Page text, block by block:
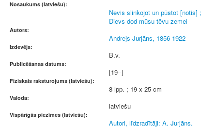
Nosaukums (latviešu):
Nevis slinkojot un pūstot [notis] ;
Dievs dod mūsu tēvu zemei
Autors:
Andrejs Jurjāns, 1856-1922
Izdevējs:
B.v.
Publicēšanas datums:
[19--]
Fiziskais raksturojums (latviešu):
8 lpp. ; 19 x 25 cm
Valoda:
latviešu
Vispārīgās piezīmes (latviešu):
Autori, līdzradītāji: A. Jurjāns.